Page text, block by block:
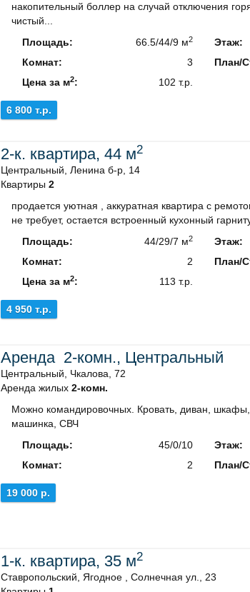
накопительный боллер на случай отключения
чистый...
Площадь:
66.5/44/9 м2
Комнат:
3
Цена за м2: 102 т.р.
Этаж:
План/
6 800 т.р.
2-к. квартира, 44 м2
Центральный, Ленина б-р, 14
Квартиры 2
продается уютная , аккуратная квартира с
не требует, остается встроенный кухонный
Площадь:
44/29/7 м2
Комнат:
2
Цена за м2: 113 т.р.
Этаж:
План/
4 950 т.р.
Аренда 2-комн., Центральный
Центральный, Чкалова, 72
Аренда жилых 2-комн.
Можно командировочных. Кровать, диван, шкафы,
машинка, СВЧ
Площадь:
45/0/10
Комнат:
2
Этаж:
План/
19 000 р.
1-к. квартира, 35 м2
Ставропольский, Ягодное , Солнечная ул., 23